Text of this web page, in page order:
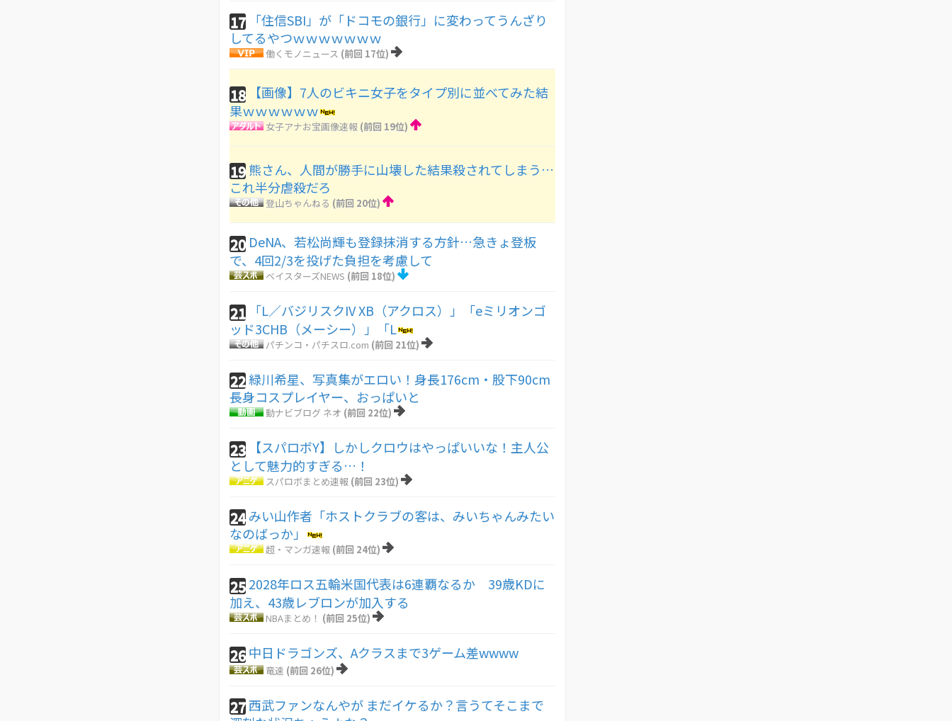
17 「住信SBI」が「ドコモの銀行」に変わってうんざり
してるやつｗｗｗｗｗｗｗ
働くモノニュース (前回 17位)
18
【画像】7人のビキニ女子をタイプ別に並べてみた結
果ｗｗｗｗｗｗ
女子アナお宝画像速報 (前回 19位)
19 熊さん、人間が勝手に山壊した結果殺されてしまう…
これ半分虐殺だろ
登山ちゃんねる (前回 20位)
20 DeNA、若松尚輝も登録抹消する方針…急きょ登板
で、4回2/3を投げた負担を考慮して
ベイスターズNEWS (前回 18位)
21 「L／バジリスクIV XB（アクロス）」「eミリオンゴ
ッド3CHB（メーシー）」「L
パチンコ・パチスロ.com (前回 21位)
22 緑川希星、写真集がエロい！身長176cm・股下90cm
長身コスプレイヤー、おっぱいと
動ナビブログ ネオ (前回 22位)
23
【スパロボY】しかしクロウはやっぱいいな！主人公
として魅力的すぎる…！
スパロボまとめ速報 (前回 23位)
24 みい山作者「ホストクラブの客は、みいちゃんみたい
なのばっか」
超・マンガ速報 (前回 24位)
25 2028年ロス五輪米国代表は6連覇なるか 39歳KDに
加え、43歳レブロンが加入する
NBAまとめ！ (前回 25位)
26 中日ドラゴンズ、Aクラスまで3ゲーム差wwww
竜速 (前回 26位)
27西武ファンなんやが まだイケるか？言うてそこまで